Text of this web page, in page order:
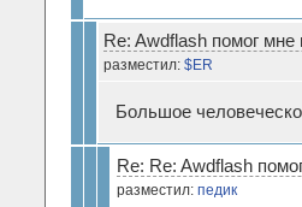
Re: Awdflash помог мне
разместил: $ER
Большое
Re: Re: Awdflash
разместил: педик